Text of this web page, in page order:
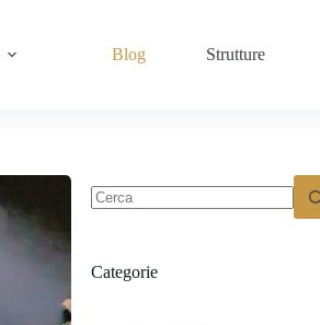
Blog Strutture
Categorie